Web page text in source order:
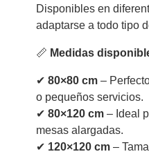
Disponibles en
adaptarse a todo tipo
📏 Medidas
✔ 80×80 cm–
o pequeños servicios.
✔ 80×120 cm– Ideal
mesas alargadas.
✔ 120×120 cm–